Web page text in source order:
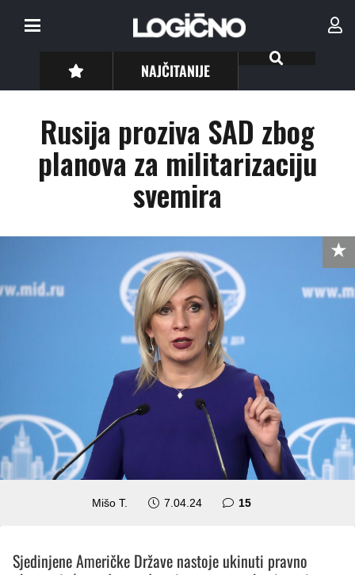
NAJČITANIJE
Rusija proziva SAD zbog
planova za militarizaciju
svemira
Mišo T. 7.04.24 15komentara
Sjedinjene Američke Države nastoje ukinuti pravno